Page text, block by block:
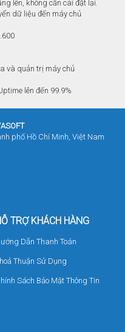
lên, không cần cài đặt lại.
dữ liệu đến máy chủ
và quản trị máy chủ
lên đến 99.9%
phố Hồ Chí Minh, Việt Nam
TRỢ KHÁCH HÀNG
Dẫn Thanh Toán
Thuận Sử Dụng
Sách Bảo Mật Thông Tin